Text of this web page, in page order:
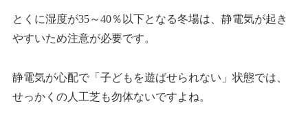
とくに湿度が35～40％以下となる冬場は、静電気が起き
やすいため注意が必要です。
静電気が心配で「子どもを遊ばせられない」状態では、
せっかくの人工芝も勿体ないですよね。